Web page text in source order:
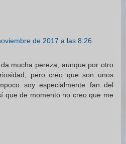
de 2017 a las 8:26
mucha pereza, aunque por otro
pero creo que son unos
soy especialmente fan del
que de momento no creo que me